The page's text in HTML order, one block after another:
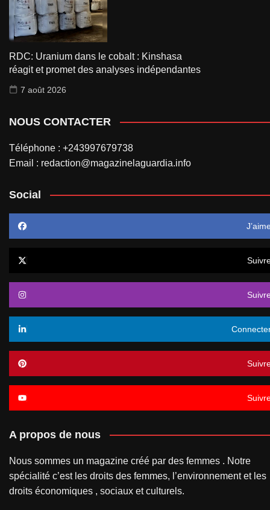
RDC: Uranium dans le cobalt : Kinshasa
réagit et promet des analyses indépendantes
7 août 2026
NOUS CONTACTER
Téléphone : +243997679738
Email : redaction@magazinelaguardia.info
Social
A propos de nous
Nous sommes un magazine créé par des femmes . Notre
spécialité c’est les droits des femmes, l’environnement et les
droits économiques , sociaux et culturels.